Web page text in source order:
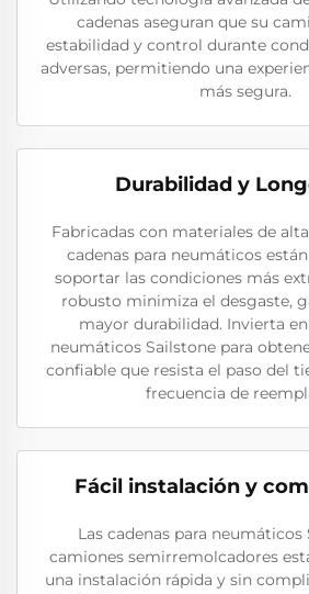
cadenas aseguran que su
estabilidad y control durante
adversas, permitiendo una
más segura.
Durabilidad y
Fabricadas con materiales de
cadenas para neumáticos
soportar las condiciones más
robusto minimiza el desgaste,
mayor durabilidad. Invierta en
neumáticos Sailstone para
confiable que resista el paso del
frecuencia de
Fácil instalación y
Las cadenas para neumáticos
camiones semirremolcadores
una instalación rápida y sin